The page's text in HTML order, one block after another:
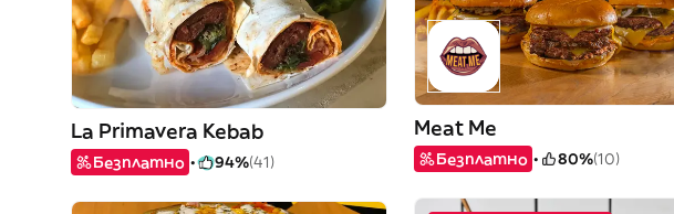
La Primavera Kebab
Безплатно 94%(41)
Meat Me
Безплатно 80%(10)